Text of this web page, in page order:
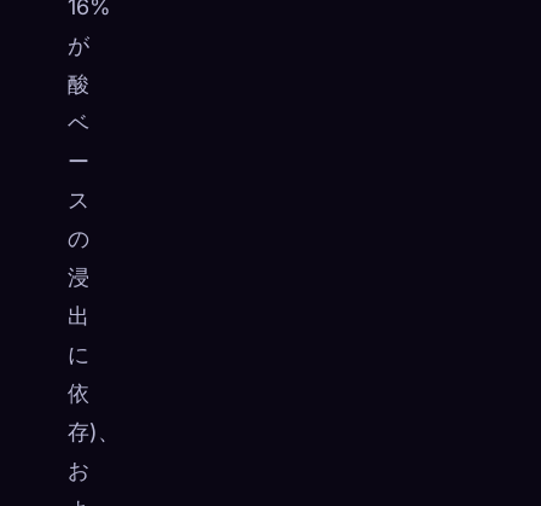
16%
が
酸
ベ
ー
ス
の
浸
出
に
依
存)、
お